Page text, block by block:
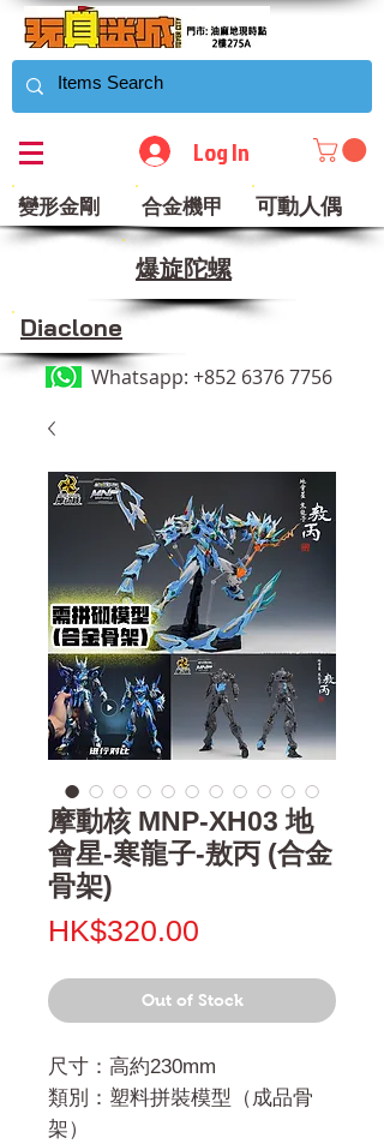
Log In
變形金剛 合金機甲 可動人偶
​爆旋陀螺
Diaclone
Whatsapp: +852 6376 7756
摩動核 MNP-XH03 地
會星-寒龍子-敖丙 (合金
骨架)
HK$320.00
Out of Stock
尺寸：高約230mm
類別：塑料拼裝模型（成品骨
架）